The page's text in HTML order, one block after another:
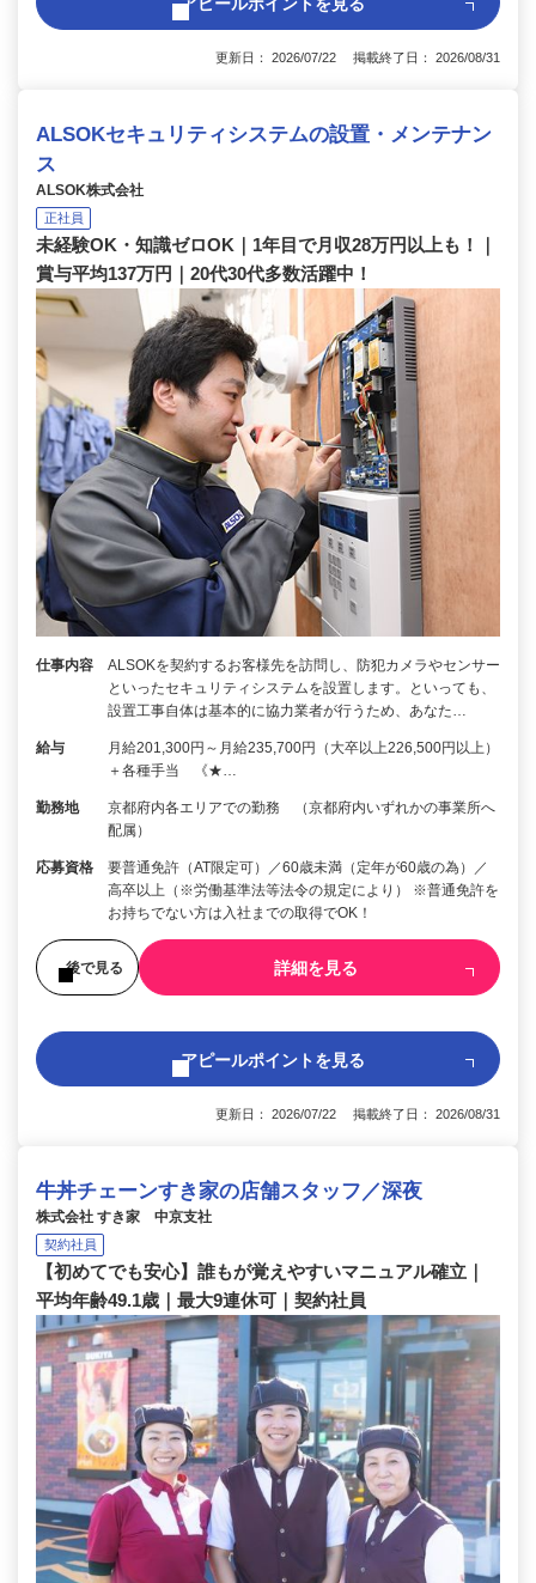
更新日： 2026/07/22 掲載終了日： 2026/08/31
ALSOKセキュリティシステムの設置・メンテナン
ス
ALSOK株式会社
正社員
未経験OK・知識ゼロOK｜1年目で月収28万円以上も！｜
賞与平均137万円｜20代30代多数活躍中！
仕事内容
ALSOKを契約するお客様先を訪問し、防犯カメラやセンサー
といったセキュリティシステムを設置します。といっても、
設置工事自体は基本的に協力業者が行うため、あなた…
給与
月給201,300円～月給235,700円（大卒以上226,500円以上）
＋各種手当 《★…
勤務地
京都府内各エリアでの勤務 （京都府内いずれかの事業所へ
配属）
応募資格
要普通免許（AT限定可）／60歳未満（定年が60歳の為）／
高卒以上（※労働基準法等法令の規定により） ※普通免許を
お持ちでない方は入社までの取得でOK！
後で見る 詳細を見る
アピールポイントを見る
更新日： 2026/07/22 掲載終了日： 2026/08/31
牛丼チェーンすき家の店舗スタッフ／深夜
株式会社 すき家 中京支社
契約社員
【初めてでも安心】誰もが覚えやすいマニュアル確立｜
平均年齢49.1歳｜最大9連休可｜契約社員